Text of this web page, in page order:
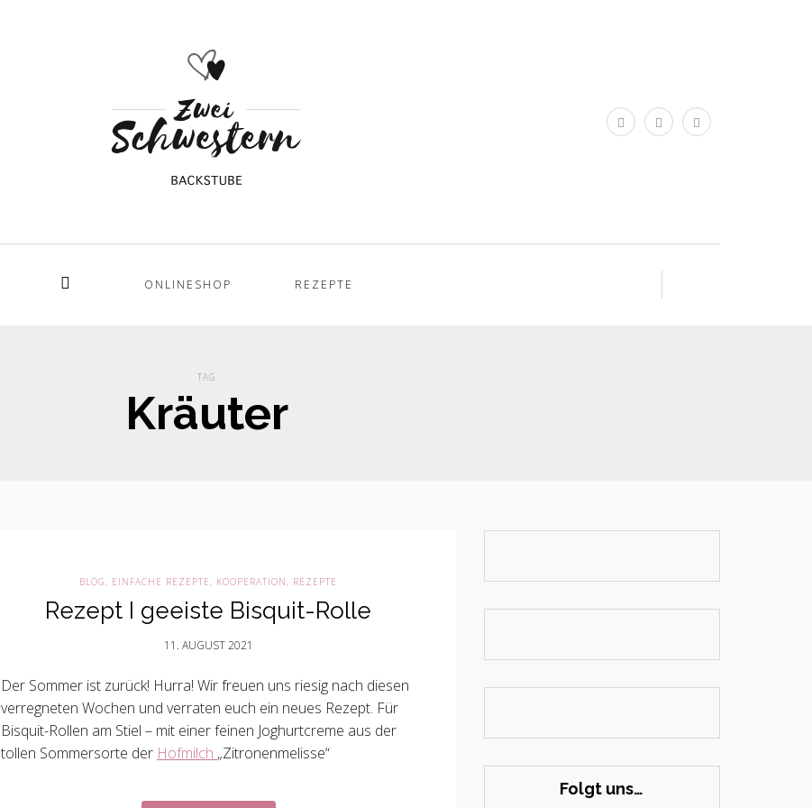
ONLINESHOP REZEPTE
TAG
Kräuter
BLOG, EINFACHE REZEPTE, KOOPERATION, REZEPTE
Rezept I geeiste Bisquit-Rolle
11. AUGUST 2021
Der Sommer ist zurück! Hurra! Wir freuen uns riesig nach diesen
verregneten Wochen und verraten euch ein neues Rezept. Für
Bisquit-Rollen am Stiel – mit einer feinen Joghurtcreme aus der
tollen Sommersorte der Hofmilch „Zitronenmelisse“
Folgt uns…